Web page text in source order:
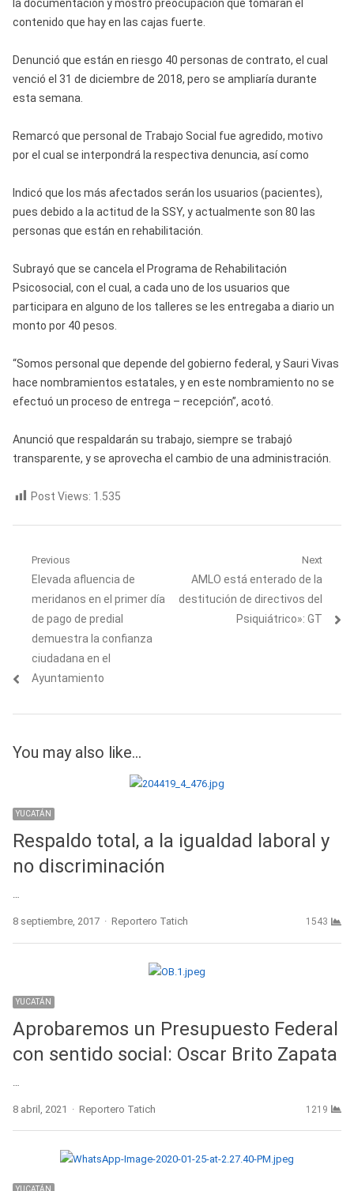
la documentación y mostró preocupación que tomaran el
contenido que hay en las cajas fuerte.
Denunció que están en riesgo 40 personas de contrato, el cual
venció el 31 de diciembre de 2018, pero se ampliaría durante
esta semana.
Remarcó que personal de Trabajo Social fue agredido, motivo
por el cual se interpondrá la respectiva denuncia, así como
Indicó que los más afectados serán los usuarios (pacientes),
pues debido a la actitud de la SSY, y actualmente son 80 las
personas que están en rehabilitación.
Subrayó que se cancela el Programa de Rehabilitación
Psicosocial, con el cual, a cada uno de los usuarios que
participara en alguno de los talleres se les entregaba a diario un
monto por 40 pesos.
“Somos personal que depende del gobierno federal, y Sauri Vivas
hace nombramientos estatales, y en este nombramiento no se
efectuó un proceso de entrega – recepción”, acotó.
Anunció que respaldarán su trabajo, siempre se trabajó
transparente, y se aprovecha el cambio de una administración.
Post Views: 1.535
Navegación
de
entradas
Previous
Previous
post:
Elevada afluencia de
meridanos en el primer día
de pago de predial
demuestra la confianza
ciudadana en el
Ayuntamiento
Next
Next
post:
AMLO está enterado de la
destitución de directivos del
Psiquiátrico»: GT
You may also like...
YUCATÁN
Respaldo total, a la igualdad laboral y
no discriminación
8 septiembre, 2017 Author
Reportero Tatich 1543
YUCATÁN
Aprobaremos un Presupuesto Federal
con sentido social: Oscar Brito Zapata
8 abril, 2021 Author
Reportero Tatich 1219